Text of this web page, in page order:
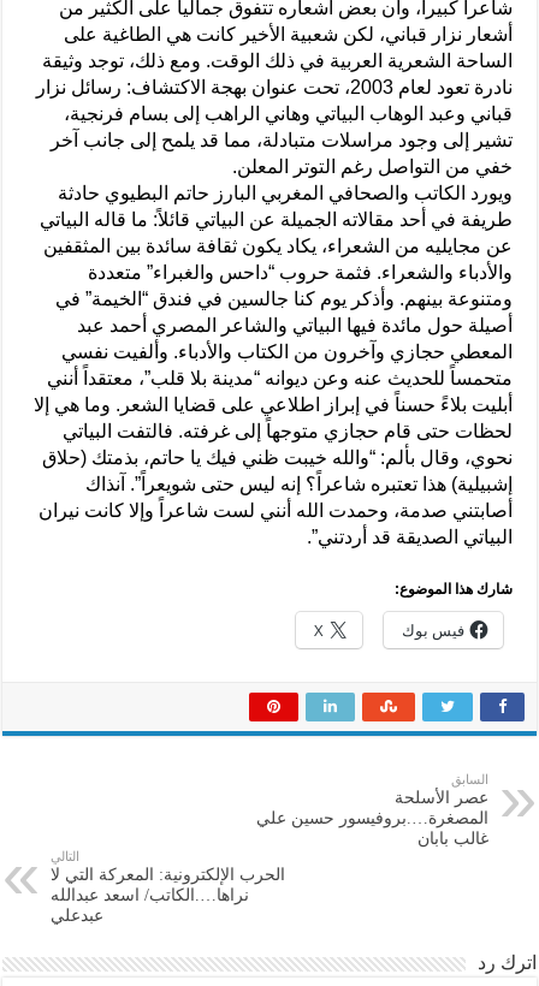
شاعراً كبيراً، وأن بعض أشعاره تتفوق جمالياً على الكثير من
أشعار نزار قباني، لكن شعبية الأخير كانت هي الطاغية على
الساحة الشعرية العربية في ذلك الوقت. ومع ذلك، توجد وثيقة
نادرة تعود لعام 2003، تحت عنوان بهجة الاكتشاف: رسائل نزار
قباني وعبد الوهاب البياتي وهاني الراهب إلى بسام فرنجية،
تشير إلى وجود مراسلات متبادلة، مما قد يلمح إلى جانب آخر
خفي من التواصل رغم التوتر المعلن.
ويورد الكاتب والصحافي المغربي البارز حاتم البطيوي حادثة
طريفة في أحد مقالاته الجميلة عن البياتي قائلاً: ما قاله البياتي
عن مجايليه من الشعراء، يكاد يكون ثقافة سائدة بين المثقفين
والأدباء والشعراء. فثمة حروب “داحس والغبراء” متعددة
ومتنوعة بينهم. وأذكر يوم كنا جالسين في فندق “الخيمة” في
أصيلة حول مائدة فيها البياتي والشاعر المصري أحمد عبد
المعطي حجازي وآخرون من الكتاب والأدباء. وألفيت نفسي
متحمساً للحديث عنه وعن ديوانه “مدينة بلا قلب”، معتقداً أنني
أبليت بلاءً حسناً في إبراز اطلاعي على قضايا الشعر. وما هي إلا
لحظات حتى قام حجازي متوجهاً إلى غرفته. فالتفت البياتي
نحوي، وقال بألم: “والله خيبت ظني فيك يا حاتم، بذمتك (حلاق
إشبيلية) هذا تعتبره شاعراً؟ إنه ليس حتى شويعراً”. آنذاك
أصابتني صدمة، وحمدت الله أنني لست شاعراً وإلا كانت نيران
البياتي الصديقة قد أردتني”.
شارك هذا الموضوع:
فيس بوك X
السابق
عصر الأسلحة
المصغرة….بروفيسور حسين علي
غالب بابان
التالي
الحرب الإلكترونية: المعركة التي لا
نراها….الكاتب/ اسعد عبدالله
عبدعلي
اترك رد